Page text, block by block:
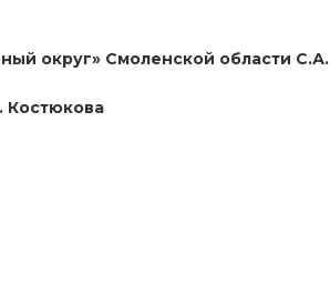
округ» Смоленской области С.А.
Костюкова